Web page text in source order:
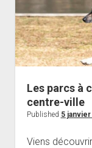
et
Les parcs à
centre-ville
Published 5 janvier
Viens